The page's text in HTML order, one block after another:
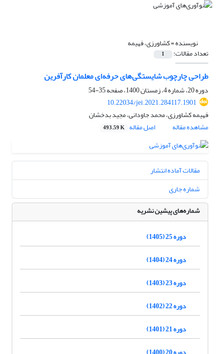
نویسنده =کشاورزی، فهیمه
تعداد مقالات: 1
طراحی چارچوب شایستگی‌های حرفه‌ای معلمان کارآفرین
دوره 20، شماره 4، زمستان 1400، صفحه
35-54
10.22034/jei.2021.284117.1901
فهیمه کشاورزی، محمد جاودانی، مجید بدخشان
مشاهده مقاله
اصل مقاله 493.59 K
مقالات آماده انتشار
شماره جاری
شماره‌های پیشین نشریه
دوره 25 (1405)
دوره 24 (1404)
دوره 23 (1403)
دوره 22 (1402)
دوره 21 (1401)